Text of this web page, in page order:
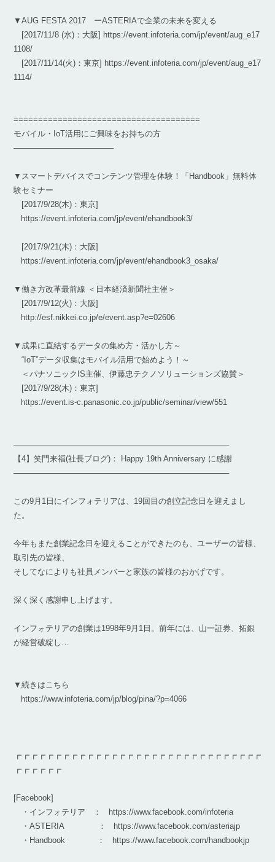
▼AUG FESTA 2017 ーASTERIAで企業の未来を変える
[2017/11/8 (水)：大阪] https://event.infoteria.com/jp/event/aug_e17
1108/
[2017/11/14(火)：東京] https://event.infoteria.com/jp/event/aug_e17
1114/
======================================
モバイル・IoT活用にご興味をお持ちの方
————————————–
▼スマートデバイスでコンテンツ管理を体験！「Handbook」無料体
験セミナー
[2017/9/28(木)：東京]
https://event.infoteria.com/jp/event/ehandbook3/
[2017/9/21(木)：大阪]
https://event.infoteria.com/jp/event/ehandbook3_osaka/
▼働き方改革最前線 ＜日本経済新聞社主催＞
[2017/9/12(火)：大阪]
http://esf.nikkei.co.jp/e/event.asp?e=02606
▼成果に直結するデータの集め方・活かし方～
“IoT”データ収集はモバイル活用で始めよう！～
＜パナソニックIS主催、伊藤忠テクノソリューションズ協賛＞
[2017/9/28(木)：東京]
https://event.is-c.panasonic.co.jp/public/seminar/view/551
───────────────────────────────────────
【4】笑門来福(社長ブログ)： Happy 19th Anniversary に感謝
───────────────────────────────────────
この9月1日にインフォテリアは、19回目の創立記念日を迎えまし
た。
今年もまた創業記念日を迎えることができたのも、ユーザーの皆様、
取引先の皆様、
そしてなによりも社員メンバーと家族の皆様のおかげです。
深く深く感謝申し上げます。
インフォテリアの創業は1998年9月1日。前年には、山一証券、拓銀
が経営破綻し…
▼続きはこちら
https://www.infoteria.com/jp/blog/pina/?p=4066
┏┏┏┏┏┏┏┏┏┏┏┏┏┏┏┏┏┏┏┏┏┏┏┏┏┏┏┏┏┏┏
┏┏┏┏┏┏
[Facebook]
・インフォテリア ： https://www.facebook.com/infoteria
・ASTERIA ： https://www.facebook.com/asteriajp
・Handbook ： https://www.facebook.com/handbookjp